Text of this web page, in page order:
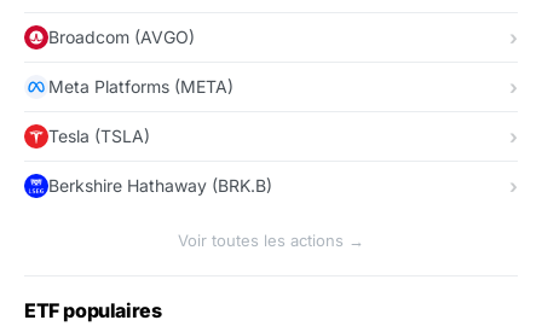
Broadcom (AVGO)
Meta Platforms (META)
Tesla (TSLA)
Berkshire Hathaway (BRK.B)
Voir toutes les actions →
ETF populaires